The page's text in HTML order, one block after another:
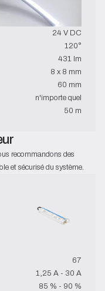
24 V DC
120°
431 lm
8 x 8 mm
60 mm
n'importe quel
50 m
recommandons des
et sécurisé du système.
67
1,25 A - 30 A
85 % - 90 %